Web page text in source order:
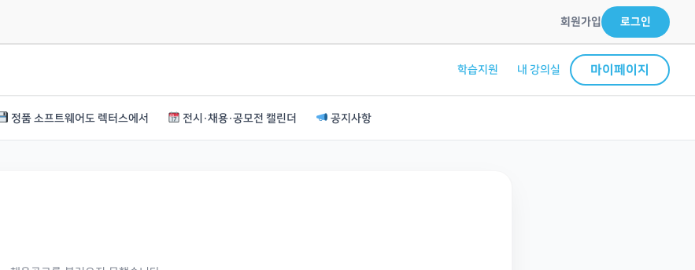
회원가입 로그인
학습지원 내 강의실 마이페이지
정품 소프트웨어도 렉터스에서 전시·채용·공모전 캘린더 공지사항